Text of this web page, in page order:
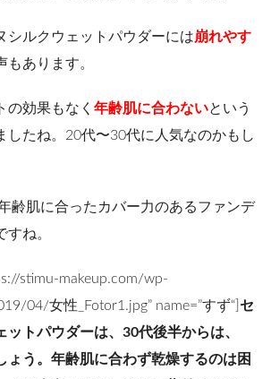
シルクウェットパウダーには崩れやす
もあります。
の効果もなく 年齢肌に合わないという
したね。20代〜30代に人気なのかもし
齢肌に合ったカバー力のあるファンデ
ね。
stimu-makeup.com/wp-
04/女性 _Fotor1.jpg” name=”すず“ セ
ットパウダーは、30代後半からは、
ょう。年齢肌に合わず乾燥するのは困